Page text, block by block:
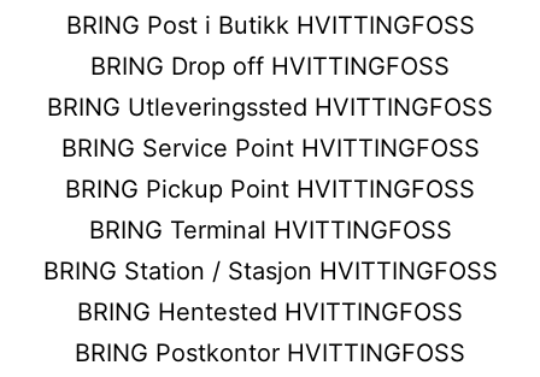
BRING Post i Butikk HVITTINGFOSS
BRING Drop off HVITTINGFOSS
BRING Utleveringssted HVITTINGFOSS
BRING Service Point HVITTINGFOSS
BRING Pickup Point HVITTINGFOSS
BRING Terminal HVITTINGFOSS
BRING Station / Stasjon HVITTINGFOSS
BRING Hentested HVITTINGFOSS
BRING Postkontor HVITTINGFOSS